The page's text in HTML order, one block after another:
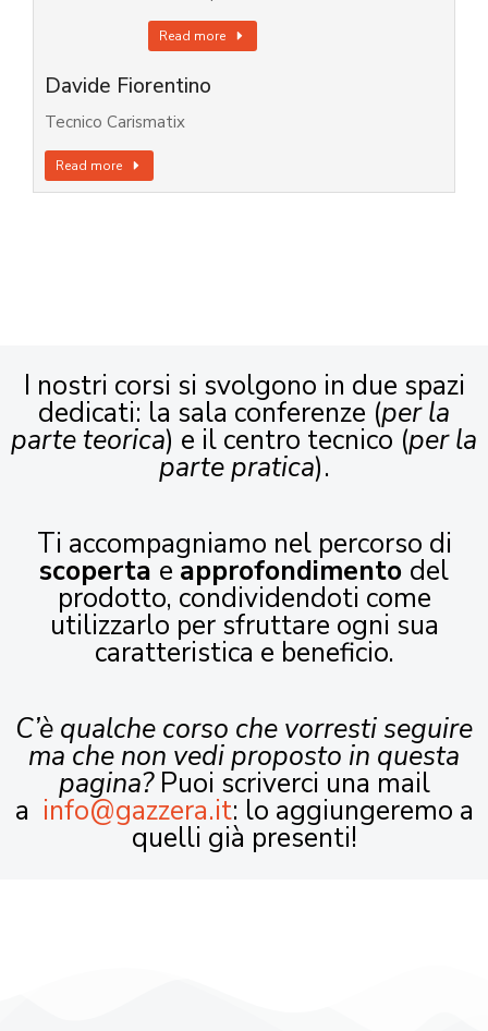
Read more
Davide Fiorentino
Tecnico Carismatix
Read more
I nostri corsi si svolgono in due spazi
dedicati: la sala conferenze (per la
parte teorica) e il centro tecnico (per la
parte pratica).
Ti accompagniamo nel percorso di
scoperta e approfondimento del
prodotto, condividendoti come
utilizzarlo per sfruttare ogni sua
caratteristica e beneficio.
C’è qualche corso che vorresti seguire
ma che non vedi proposto in questa
pagina?Puoi scriverci una mail
a info@gazzera.it: lo aggiungeremo a
quelli già presenti!